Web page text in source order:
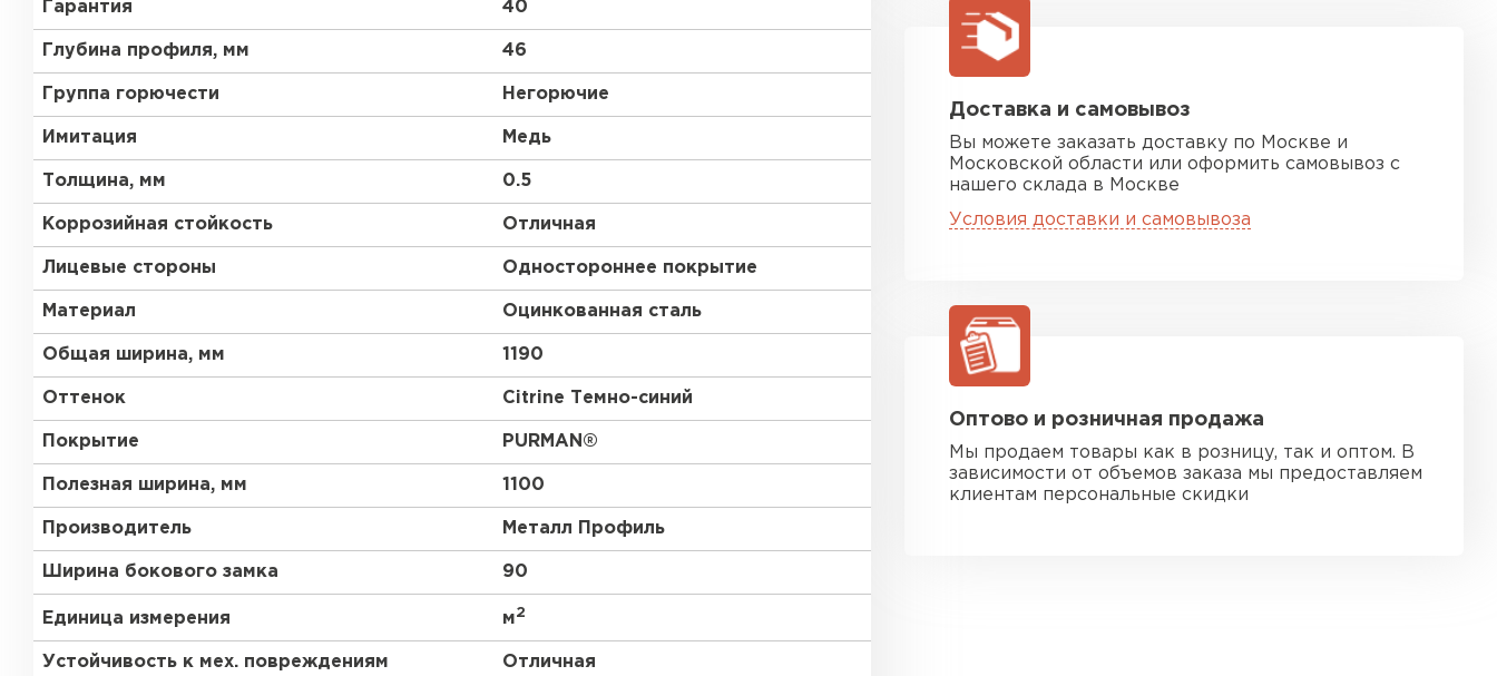
Гарантия 40
Глубина профиля, мм 46
Группа горючести Негорючие
Имитация Медь
Толщина, мм 0.5
Коррозийная стойкость Отличная
Лицевые стороны Одностороннее покрытие
Материал Оцинкованная сталь
Общая ширина, мм 1190
Оттенок Citrine Темно-синий
Покрытие PURMAN®
Полезная ширина, мм 1100
Производитель Металл Профиль
Ширина бокового замка 90
Единица измерения м2
Устойчивость к мех. повреждениям Отличная
Доставка и самовывоз
Вы можете заказать доставку по Москве и
Московской области или оформить самовывоз с
нашего склада в Москве
Условия доставки и самовывоза
Оптово и розничная продажа
Мы продаем товары как в розницу, так и оптом. В
зависимости от объемов заказа мы предоставляем
клиентам персональные скидки